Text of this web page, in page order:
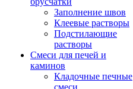
Заполнение швов
Клеевые растворы
Подстилающие
растворы
Смеси для печей и
каминов
Кладочные печные
смеси